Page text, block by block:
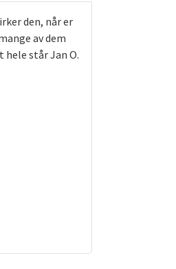
den, når er
av dem
står Jan O.